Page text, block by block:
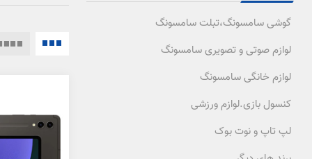
گوشی سامسونگ،تبلت سامسونگ
لوازم صوتی و تصویری سامسونگ
لوازم خانگی سامسونگ
کنسول بازی.لوازم ورزشی
لپ تاپ و نوت بوک